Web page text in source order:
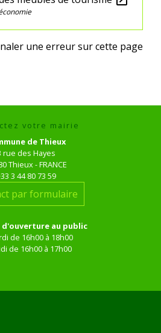
une erreur sur cette page
votre mairie
de Thieux
rue des Hayes
Thieux - FRANCE
3 44 80 73 59
par formulaire
d'ouverture au public
de 16h00 à 18h00
de 16h00 à 17h00